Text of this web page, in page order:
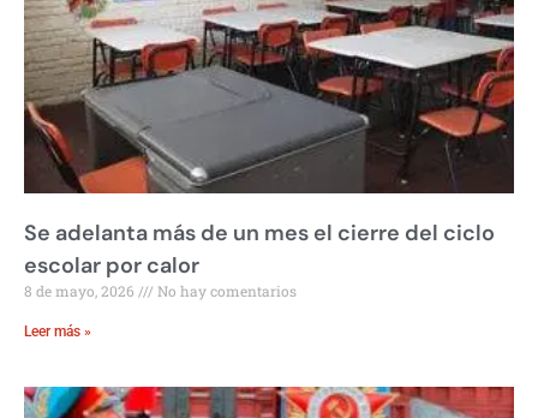
Se adelanta más de un mes el cierre del ciclo
escolar por calor
8 de mayo, 2026 No hay comentarios
Leer más »